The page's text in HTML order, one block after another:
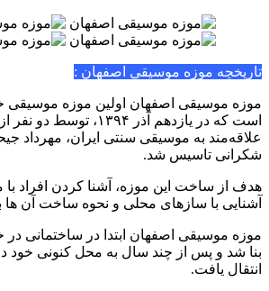
تاریخچه موزه موسیقی اصفهان :
موزه موسیقی اصفهان اولین موزه
است که در یازدهم آذر ۱۳۹۴،
علاقه‌مند به موسیقی سنتی ایران، مهرداد
شکرانی تاسیس شد.
هدف از ساخت این موزه‌، آشنا کردن افراد با
آشنایی با سازهای محلی و نحوه‌ ساخت آن‌
موزه موسیقی اصفهان ابتدا در ساختمانی در
بنا شد و پس از چند سال‌ به محل کنونی
انتقال یافت.